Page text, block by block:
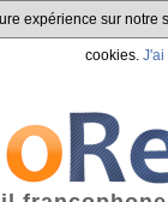
expérience sur
cookies. J'ai